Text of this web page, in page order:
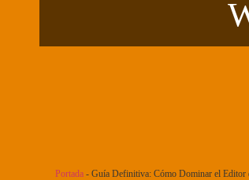
Portada - Guía Definitiva: Cómo Dominar el Editor